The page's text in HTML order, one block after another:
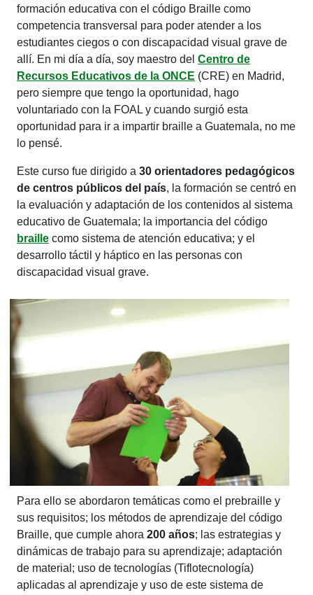
formación educativa con el código Braille como
competencia transversal para poder atender a los
estudiantes ciegos o con discapacidad visual grave de
allí. En mi día a día, soy maestro del Centro de
Recursos Educativos de la ONCE (CRE) en Madrid,
pero siempre que tengo la oportunidad, hago
voluntariado con la FOAL y cuando surgió esta
oportunidad para ir a impartir braille a Guatemala, no me
lo pensé.
Este curso fue dirigido a 30 orientadores pedagógicos
de centros públicos del país, la formación se centró en
la evaluación y adaptación de los contenidos al sistema
educativo de Guatemala; la importancia del código
braille como sistema de atención educativa; y el
desarrollo táctil y háptico en las personas con
discapacidad visual grave.
Para ello se abordaron temáticas como el prebraille y
sus requisitos; los métodos de aprendizaje del código
Braille, que cumple ahora 200 años; las estrategias y
dinámicas de trabajo para su aprendizaje; adaptación
de material; uso de tecnologías (Tiflotecnología)
aplicadas al aprendizaje y uso de este sistema de